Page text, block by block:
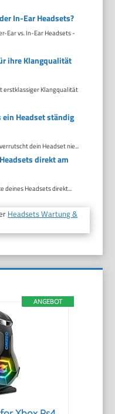
In-Ear Headsets?
Ear vs. In-Ear Headsets -
ihre Klangqualität
erstklassiger Klangqualität
Headset ständig
dein Headset nie...
direkt am
deines Headsets direkt...
Headsets Wartung &
ANGEBOT